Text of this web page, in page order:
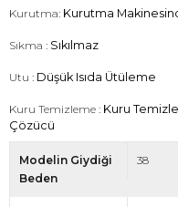
Kurutma: Kurutma
Sıkma : Sıkılmaz
Utu : Düşük Isıda Ütüleme
Kuru Temizleme : Kuru
Çözücü
Modelin Giydiği
Beden
38